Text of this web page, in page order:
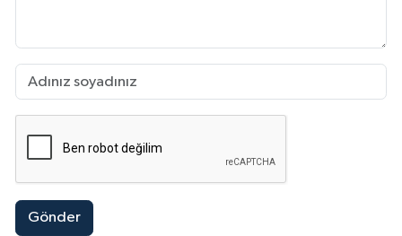
Gönder